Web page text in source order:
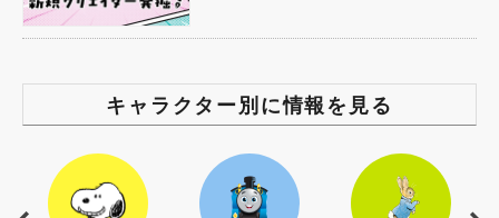
キャラクター別に情報を見る